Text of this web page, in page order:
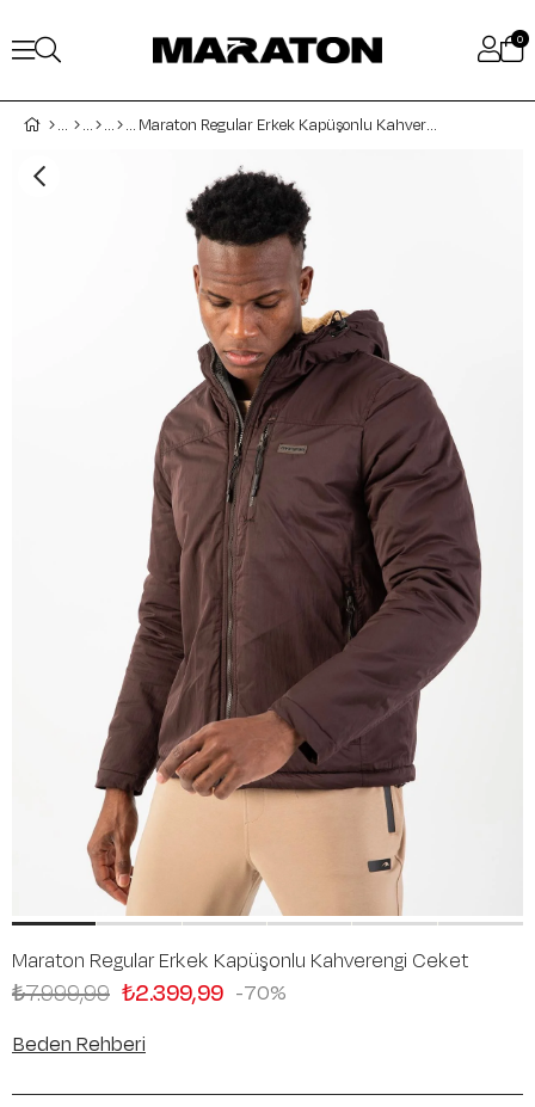
0
Maraton Regular Erkek Kapüşonlu Kahverengi Ceket
Maraton Regular Erkek Kapüşonlu Kahverengi Ceket
70
₺7.999,99 ₺2.399,99
Beden Rehberi